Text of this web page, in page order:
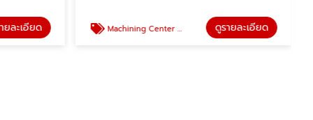
ยละเอียด Machining Center Rayong ดูรายละเอียด